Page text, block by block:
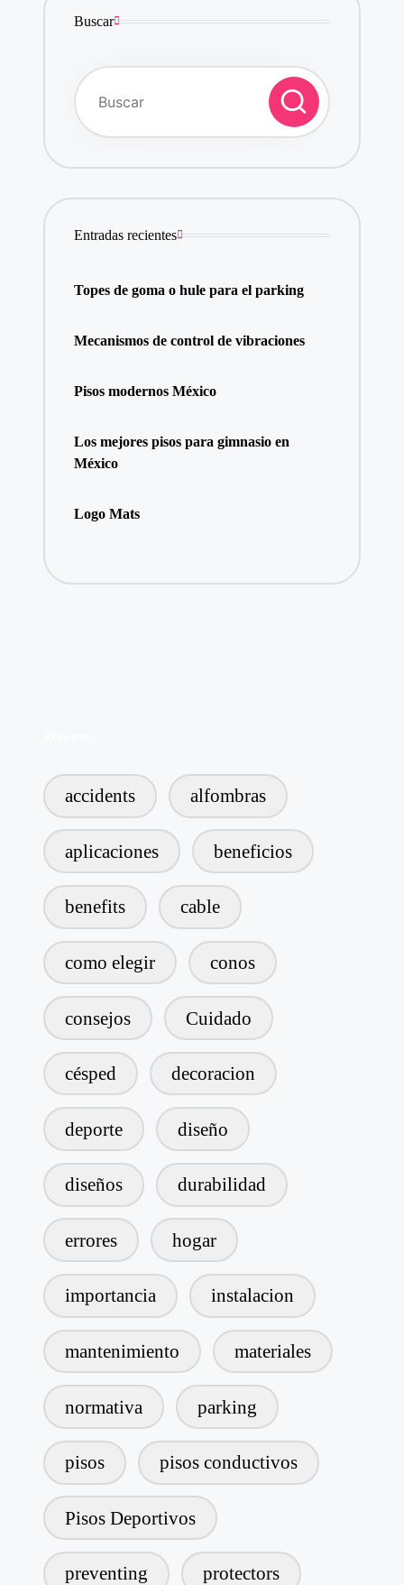
Buscar
Entradas recientes
Topes de goma o hule para el parking
Mecanismos de control de vibraciones
Pisos modernos México
Los mejores pisos para gimnasio en
México
Logo Mats
accidents alfombras
aplicaciones beneficios
benefits cable
como elegir conos
consejos Cuidado
césped decoracion
deporte diseño
diseños durabilidad
errores hogar
importancia instalacion
mantenimiento materiales
normativa parking
pisos pisos conductivos
Pisos Deportivos
preventing protectors